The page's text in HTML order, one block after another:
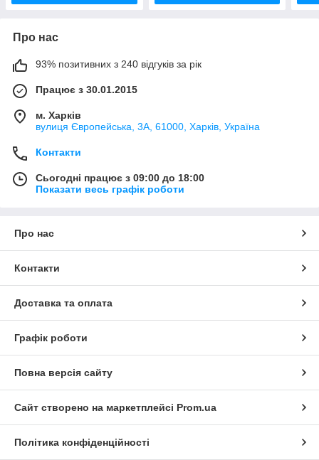
Про нас
93% позитивних з 240 відгуків за рік
Працює з 30.01.2015
м. Харків
вулиця Європейська, 3А, 61000, Харків, Україна
Контакти
Сьогодні працює з 09:00 до 18:00
Показати весь графік роботи
Про нас
Контакти
Доставка та оплата
Графік роботи
Повна версія сайту
Сайт створено на маркетплейсі Prom.ua
Політика конфіденційності